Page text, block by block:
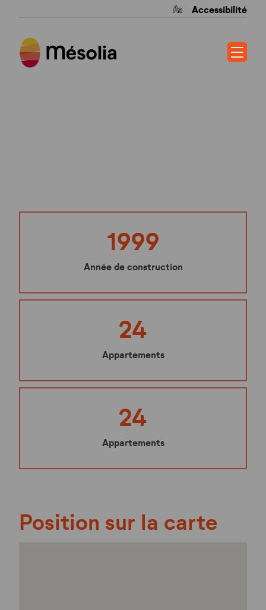
Accessibilité
1999
Année de construction
24
Appartements
24
Appartements
Position sur la carte